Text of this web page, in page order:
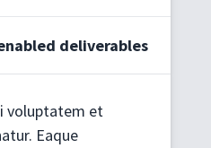
deliverables
voluptatem et
Eaque